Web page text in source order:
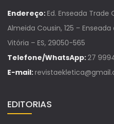
Endereço:Ed. Enseada Trade
Almeida Cousin, 125 – Enseada
Vitória – ES, 29050-565
Telefone/WhatsApp:27
E-mail:
EDITORIAS